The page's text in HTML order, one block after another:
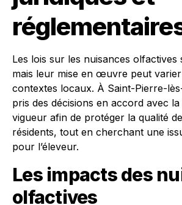
Les lois sur les nuisances olfactives
mais leur mise en œuvre peut
contextes locaux. À Saint-Pierre-
pris des décisions en accord avec
vigueur afin de protéger la qualité
résidents, tout en cherchant une
pour l’éleveur.
Les impacts des
olfactives